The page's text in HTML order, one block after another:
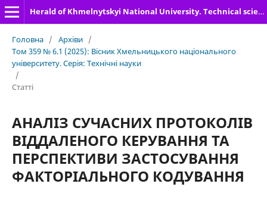
Herald of Khmelnytskyi National University. Technical sciences
Головна / Архіви /
Том 359 № 6.1 (2025): Вісник Хмельницького національного
університету. Серія: Технічні науки
/
Статті
АНАЛІЗ СУЧАСНИХ ПРОТОКОЛІВ
ВІДДАЛЕНОГО КЕРУВАННЯ ТА
ПЕРСПЕКТИВИ ЗАСТОСУВАННЯ
ФАКТОРІАЛЬНОГО КОДУВАННЯ